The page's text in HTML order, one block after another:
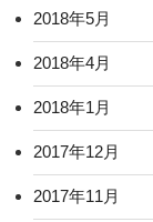
2018年5月
2018年4月
2018年1月
2017年12月
2017年11月